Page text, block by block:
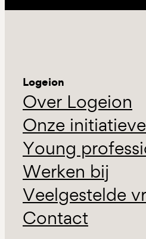
Logeion
Over Logeion
Onze
Young
Werken bij
Veelgestelde
Contact